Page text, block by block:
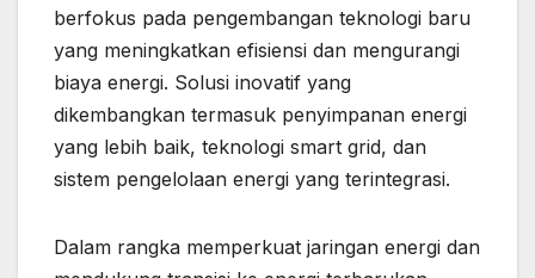
berfokus pada pengembangan teknologi baru
yang meningkatkan efisiensi dan mengurangi
biaya energi. Solusi inovatif yang
dikembangkan termasuk penyimpanan energi
yang lebih baik, teknologi smart grid, dan
sistem pengelolaan energi yang terintegrasi.
Dalam rangka memperkuat jaringan energi dan